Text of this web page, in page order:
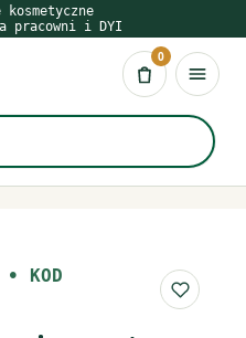
pracowni i DYI
Koszyk
0
• KOD
Do